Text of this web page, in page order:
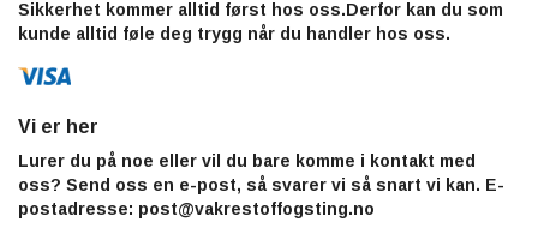
Sikkerhet kommer alltid først hos oss.Derfor kan du som
kunde alltid føle deg trygg når du handler hos oss.
Vi er her
Lurer du på noe eller vil du bare komme i kontakt med
oss? Send oss en e-post, så svarer vi så snart vi kan. E-
postadresse: post@vakrestoffogsting.no